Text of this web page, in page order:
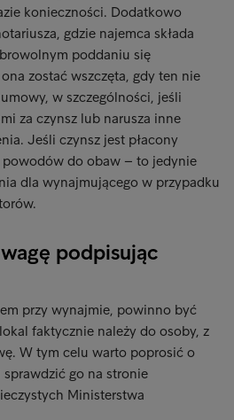
konieczności. Dodatkowo
gdzie najemca składa
poddaniu się
zostać wszczęta, gdy ten nie
w szczególności, jeśli
za czynsz lub narusza inne
Jeśli czynsz jest płacony
do obaw – to jedynie
dla wynajmującego w przypadku
podpisując
przy wynajmie, powinno być
faktycznie należy do osoby, z
W tym celu warto poprosić o
go na stronie
Ministerstwa